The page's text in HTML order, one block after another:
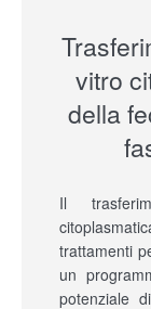
vitro
della
Il
trattamenti
un
potenziale